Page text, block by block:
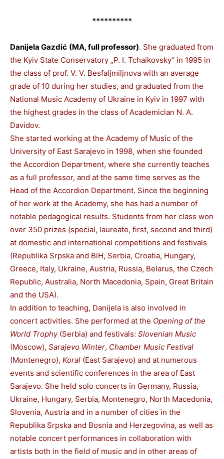
**********
Danijela Gazdić (MA, full professor). She graduated from
the Kyiv State Conservatory „P. I. Tchaikovsky“ in 1995 in
the class of prof. V. V. Besfaljmiljnova with an average
grade of 10 during her studies, and graduated from the
National Music Academy of Ukraine in Kyiv in 1997 with
the highest grades in the class of Academician N. A.
Davidov.
She started working at the Academy of Music of the
University of East Sarajevo in 1998, when she founded
the Accordion Department, where she currently teaches
as a full professor, and at the same time serves as the
Head of the Accordion Department. Since the beginning
of her work at the Academy, she has had a number of
notable pedagogical results. Students from her class won
over 350 prizes (special, laureate, first, second and third)
at domestic and international competitions and festivals
(Republika Srpska and BiH, Serbia, Croatia, Hungary,
Greece, Italy, Ukraine, Austria, Russia, Belarus, the Czech
Republic, Australia, North Macedonia, Spain, Great Britain
and the USA).
In addition to teaching, Danijela is also involved in
concert activities. She performed at the Opening of the
World Trophy(Serbia) and festivals: Slovenian Music
(Moscow), Sarajevo Winter, Chamber Music Festival
(Montenegro), Koral (East Sarajevo) and at numerous
events and scientific conferences in the area of East
Sarajevo. She held solo concerts in Germany, Russia,
Ukraine, Hungary, Serbia, Montenegro, North Macedonia,
Slovenia, Austria and in a number of cities in the
Republika Srpska and Bosnia and Herzegovina, as well as
notable concert performances in collaboration with
artists both in the field of music and in other areas of